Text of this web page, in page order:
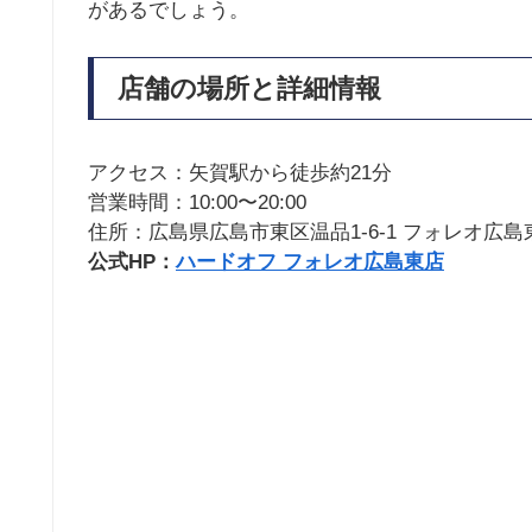
があるでしょう。
店舗の場所と詳細情報
アクセス：矢賀駅から徒歩約21分
営業時間：10:00〜20:00
住所：広島県広島市東区温品1-6-1 フォレオ広島
公式HP：ハードオフ フォレオ広島東店